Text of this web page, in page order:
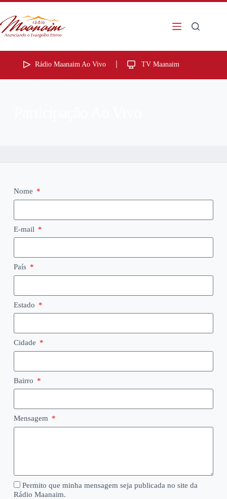
Rádio Maanaim Ao Vivo TV Maanaim
Nome
E-mail
País
Estado
Cidade
Bairro
Mensagem
Permito que minha mensagem seja publicada no site da
Rádio Maanaim.